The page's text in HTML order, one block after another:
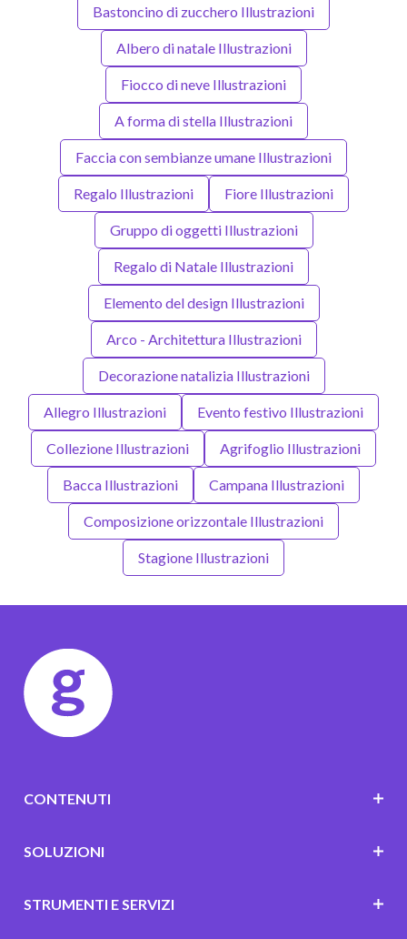
Bastoncino di zucchero Illustrazioni
Albero di natale Illustrazioni
Fiocco di neve Illustrazioni
A forma di stella Illustrazioni
Faccia con sembianze umane Illustrazioni
Regalo Illustrazioni Fiore Illustrazioni
Gruppo di oggetti Illustrazioni
Regalo di Natale Illustrazioni
Elemento del design Illustrazioni
Arco - Architettura Illustrazioni
Decorazione natalizia Illustrazioni
Allegro Illustrazioni Evento festivo Illustrazioni
Collezione Illustrazioni Agrifoglio Illustrazioni
Bacca Illustrazioni Campana Illustrazioni
Composizione orizzontale Illustrazioni
Stagione Illustrazioni
CONTENUTI
SOLUZIONI
STRUMENTI E SERVIZI